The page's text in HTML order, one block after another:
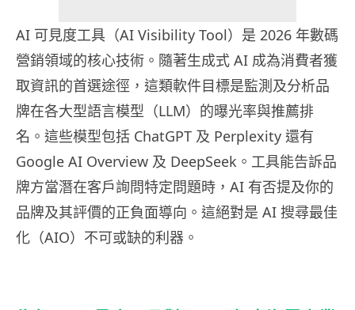
AI 可見度工具（AI Visibility Tool）是 2026 年數碼
營銷領域的核心技術。隨著生成式 AI 成為消費者獲
取資訊的首選途徑，這類軟件目標是監測及分析品
牌在各大型語言模型（LLM）的曝光率與推薦排
名。這些模型包括 ChatGPT 及 Perplexity 還有
Google AI Overview 及 DeepSeek。工具能告訴品
牌方當潛在客戶詢問特定問題時，AI 有否提及你的
品牌及其評價的正負面導向。這絕對是 AI 搜尋最佳
化（AIO）不可或缺的利器。